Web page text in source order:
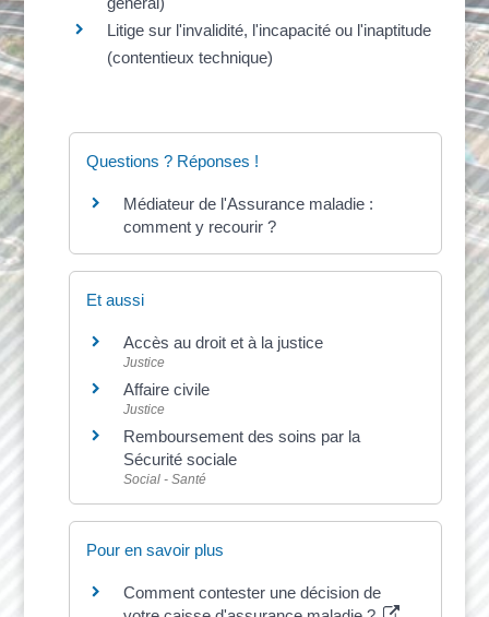
Litige sur l'invalidité, l'incapacité ou l'inaptitude
(contentieux technique)
Questions ? Réponses !
Médiateur de l'Assurance maladie :
comment y recourir ?
Et aussi
Accès au droit et à la justice
Justice
Affaire civile
Justice
Remboursement des soins par la
Sécurité sociale
Social - Santé
Pour en savoir plus
Comment contester une décision de